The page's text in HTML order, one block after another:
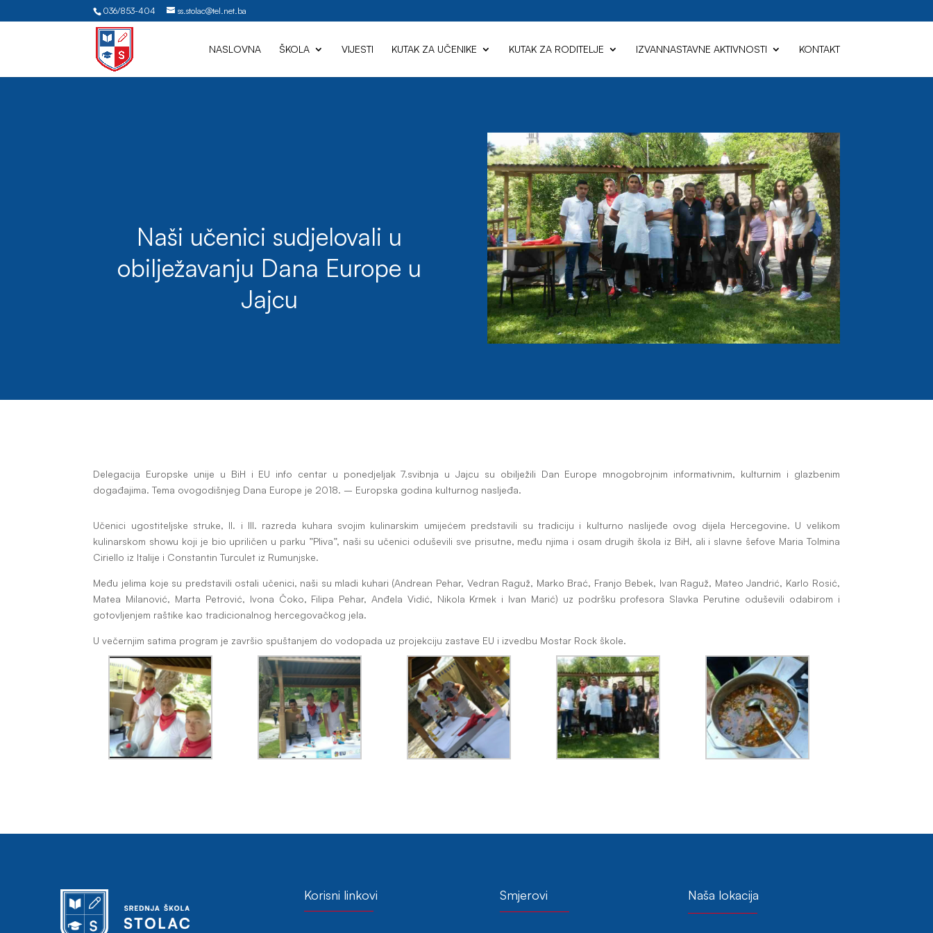
036/853-404 ss.stolac@tel.net.ba
NASLOVNA ŠKOLA VIJESTI KUTAK ZA UČENIKE KUTAK ZA RODITELJE IZVANNASTAVNE AKTIVNOSTI KONTAKT
Naši učenici sudjelovali u
obilježavanju Dana Europe u
Jajcu
Delegacija Europske unije u BiH i EU info centar u ponedjeljak 7.svibnja u Jajcu su obilježili Dan Europe mnogobrojnim informativnim, kulturnim i glazbenim
događajima. Tema ovogodišnjeg Dana Europe je 2018. – Europska godina kulturnog nasljeđa.
Učenici ugostiteljske struke, II. i III. razreda kuhara svojim kulinarskim umijećem predstavili su tradiciju i kulturno naslijeđe ovog dijela Hercegovine. U velikom
kulinarskom showu koji je bio upriličen u parku ”Pliva”, naši su učenici oduševili sve prisutne, među njima i osam drugih škola iz BiH, ali i slavne šefove Maria Tolmina
Ciriello iz Italije i Constantin Turculet iz Rumunjske.
Među jelima koje su predstavili ostali učenici, naši su mladi kuhari (Andrean Pehar, Vedran Raguž, Marko Brać, Franjo Bebek, Ivan Raguž, Mateo Jandrić, Karlo Rosić,
Matea Milanović, Marta Petrović, Ivona Čoko, Filipa Pehar, Anđela Vidić, Nikola Krmek i Ivan Marić) uz podršku profesora Slavka Perutine oduševili odabirom i
gotovljenjem raštike kao tradicionalnog hercegovačkog jela.
U večernjim satima program je završio spuštanjem do vodopada uz projekciju zastave EU i izvedbu Mostar Rock škole.
Korisni linkovi Smjerovi Naša lokacija